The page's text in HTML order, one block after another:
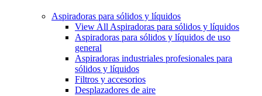
Aspiradoras para sólidos y líquidos
View All Aspiradoras para sólidos y líquidos
Aspiradoras para sólidos y líquidos de uso
general
Aspiradoras industriales profesionales para
sólidos y líquidos
Filtros y accesorios
Desplazadores de aire